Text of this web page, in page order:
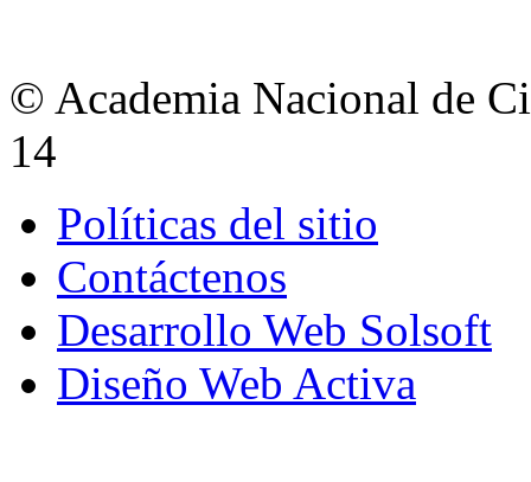
© Academia Nacional de
14
Políticas del sitio
Contáctenos
Desarrollo Web Solsoft
Diseño Web Activa